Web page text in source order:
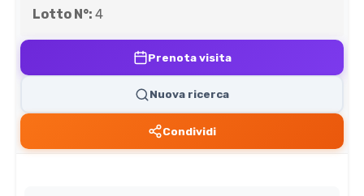
Lotto N°: 4
Prenota visita
Nuova ricerca
Condividi